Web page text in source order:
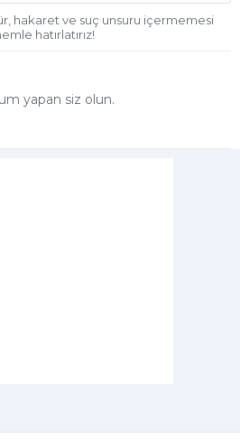
hakaret ve suç unsuru içermemesi
hatırlatırız!
yapan siz olun.